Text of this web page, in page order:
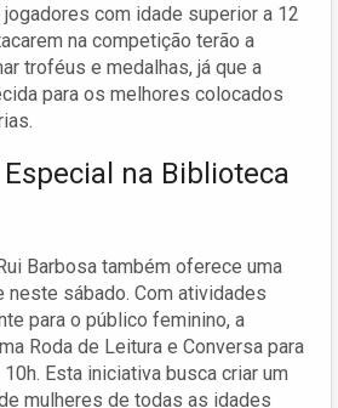
com idade superior a 12
na competição terão a
troféus e medalhas, já que a
para os melhores colocados
na Biblioteca
Barbosa também oferece uma
neste sábado. Com atividades
para o público feminino, a
Roda de Leitura e Conversa para
Esta iniciativa busca criar um
mulheres de todas as idades